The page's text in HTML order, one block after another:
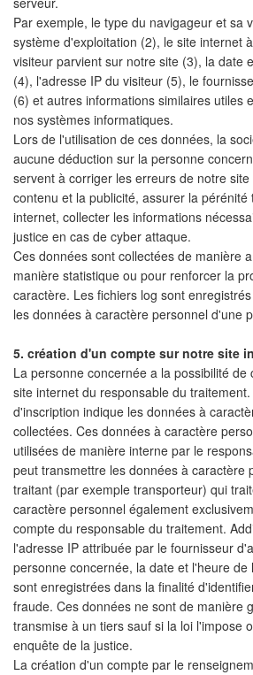
Par exemple, le type du navigageur et sa
système d'exploitation (2), le site internet
visiteur parvient sur notre site (3), la date
(4), l'adresse IP du visiteur (5), le
(6) et autres informations similaires utiles
nos systèmes informatiques.
Lors de l'utilisation de ces données, la
aucune déduction sur la personne
servent à corriger les erreurs de notre
contenu et la publicité, assurer la pérénité
internet, collecter les informations
justice en cas de cyber attaque.
Ces données sont collectées de manière
manière statistique ou pour renforcer la
caractère. Les fichiers log sont
les données à caractère personnel d'une
5. création d'un compte sur notre site
La personne concernée a la possibilité
site internet du responsable du
d'inscription indique les données à
collectées. Ces données à caractère
utilisées de manière interne par le
peut transmettre les données à caractère
traitant (par exemple transporteur) qui
caractère personnel également
compte du responsable du traitement.
l'adresse IP attribuée par le fournisseur
personne concernée, la date et l'heure
sont enregistrées dans la finalité
fraude. Ces données ne sont de manière
transmise à un tiers sauf si la loi l'impose
enquête de la justice.
La création d'un compte par le